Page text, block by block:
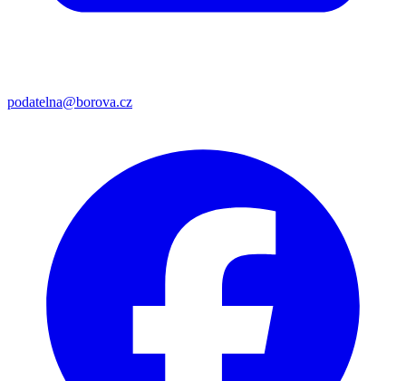
podatelna@borova.cz